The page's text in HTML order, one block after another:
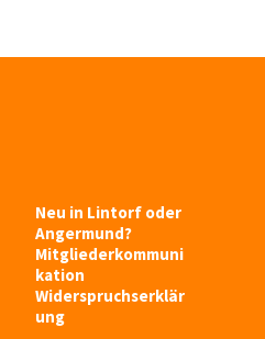
Neu in Lintorf oder
Angermund?
Mitgliederkommuni
kation
Widerspruchserklär
ung